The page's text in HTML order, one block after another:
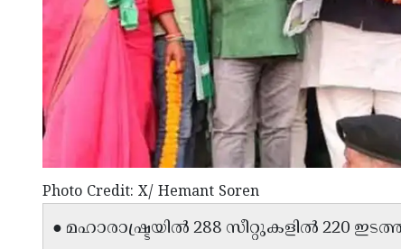
Photo Credit: X/ Hemant Soren
● മഹാരാഷ്ട്രയിൽ 288 സീറ്റുകളിൽ 220